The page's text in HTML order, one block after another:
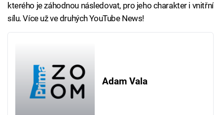
kterého je záhodnou následovat, pro jeho charakter i vnitřní
sílu. Více už ve druhých YouTube News!
Adam Vala